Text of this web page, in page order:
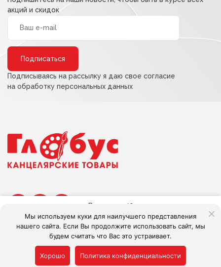
В наличии: 46
В корзину
Alternative:
акций и скидок
Подписываясь на рассылку я даю свое согласие
на обработку персональных данных
Сделано в Adlibis
Мы используем куки для наилучшего представления
нашего сайта. Если Вы продолжите использовать сайт, мы
будем считать что Вас это устраивает.
Хорошо Политика конфиденциальности